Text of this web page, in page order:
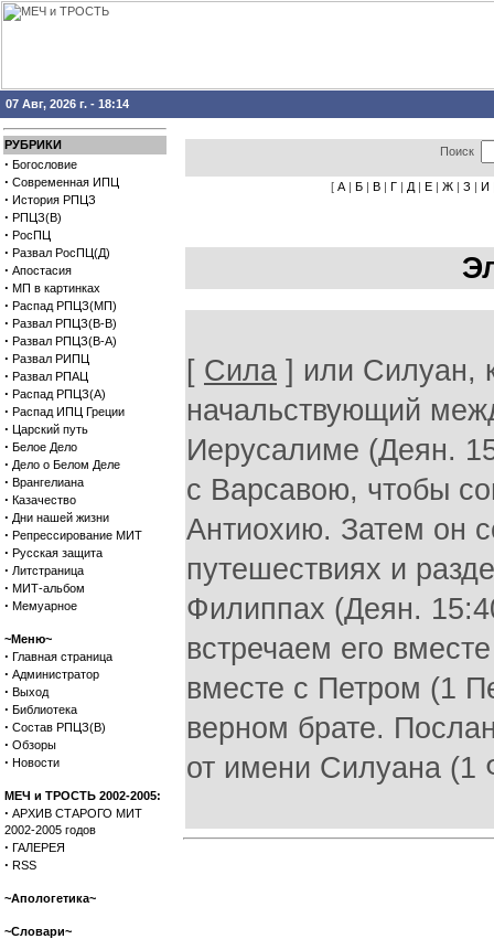
07 Авг, 2026 г. - 18:14
РУБРИКИ
· Богословие
· Современная ИПЦ
· История РПЦЗ
· РПЦЗ(В)
· РосПЦ
· Развал РосПЦ(Д)
· Апостасия
· МП в картинках
· Распад РПЦЗ(МП)
· Развал РПЦЗ(В-В)
· Развал РПЦЗ(В-А)
· Развал РИПЦ
· Развал РПАЦ
· Распад РПЦЗ(А)
· Распад ИПЦ Греции
· Царский путь
· Белое Дело
· Дело о Белом Деле
· Врангелиана
· Казачество
· Дни нашей жизни
· Репрессирование МИТ
· Русская защита
· Литстраница
· МИТ-альбом
· Мемуарное
~Меню~
· Главная страница
· Администратор
· Выход
· Библиотека
· Состав РПЦЗ(В)
· Обзоры
· Новости
МЕЧ и ТРОСТЬ 2002-2005:
· АРХИВ СТАРОГО МИТ
2002-2005 годов
· ГАЛЕРЕЯ
· RSS
~Апологетика~
~Словари~
Поиск
[ А | Б | В | Г | Д | Е | Ж | З | И
[ Сила ] или Силуан,
начальствующий
Иерусалиме (Деян.
с Варсавою, чтобы
Антиохию. Затем он
путешествиях и
Филиппах (Деян.
встречаем его
вместе с Петром (1
верном брате.
от имени Силуана